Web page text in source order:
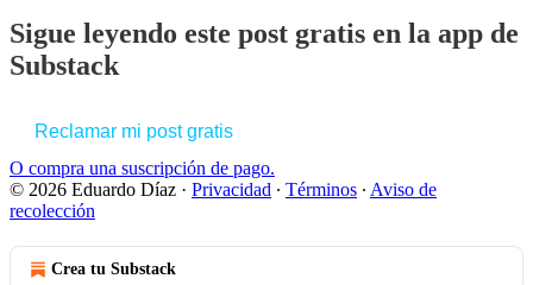
Sigue leyendo este post gratis en la app de
Substack
Reclamar mi post gratis
O compra una suscripción de pago.
© 2026 Eduardo Díaz · Privacidad ∙ Términos ∙ Aviso de
recolección
Crea tu Substack